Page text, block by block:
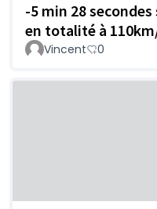
-5 min 28
en totalité à
Vincent 0